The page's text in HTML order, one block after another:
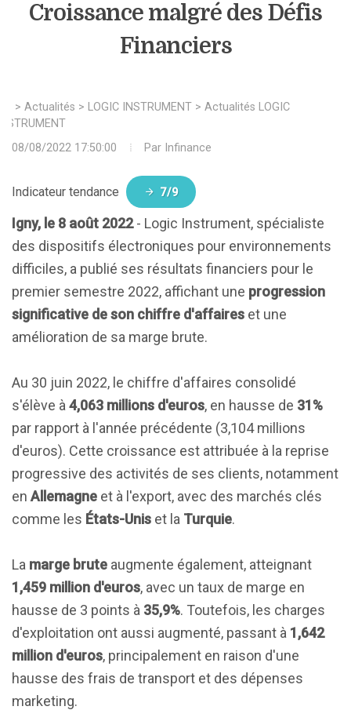
Croissance malgré des Défis
Financiers
> Actualités > LOGIC INSTRUMENT > Actualités LOGIC
08/08/2022 17:50:00
Par Infinance
Indicateur tendance 7/9
Igny, le 8 août 2022- Logic Instrument, spécialiste
des dispositifs électroniques pour environnements
difficiles, a publié ses résultats financiers pour le
premier semestre 2022, affichant une progression
significative de son chiffre d'affaires et une
amélioration de sa marge brute.
Au 30 juin 2022, le chiffre d'affaires consolidé
s'élève à 4,063 millions d'euros, en hausse de 31%
par rapport à l'année précédente (3,104 millions
d'euros). Cette croissance est attribuée à la reprise
progressive des activités de ses clients, notamment
en Allemagne et à l'export, avec des marchés clés
comme les États-Unis et la Turquie.
La marge brute augmente également, atteignant
1,459 million d'euros, avec un taux de marge en
hausse de 3 points à 35,9%. Toutefois, les charges
d'exploitation ont aussi augmenté, passant à 1,642
million d'euros, principalement en raison d'une
hausse des frais de transport et des dépenses
marketing.